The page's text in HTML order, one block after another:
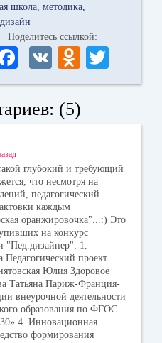
школа методика
Поделитесь ссылкой:
Fa
ce
bo
ok
V
K
O
dn
la
ni
ki
wi
r
(5)
глубокий и требующий
что несмотря на
педагогический
каждым
оранжировочка"...:) Это
на конкурс
"Пед.дизайнер": 1.
проект
Юлия Здоровое
Татьяна Париж-Франция-
внеурочной деятельности
образования по ФГОС
4. Инновационная
формирования